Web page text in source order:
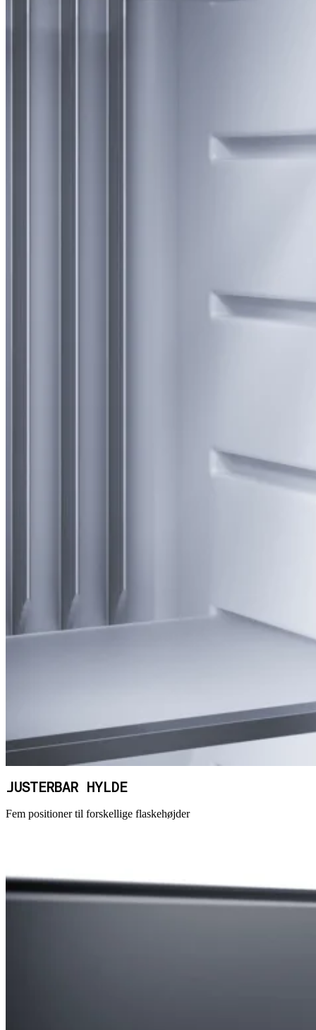
JUSTERBAR HYLDE
Fem positioner til forskellige flaskehøjder